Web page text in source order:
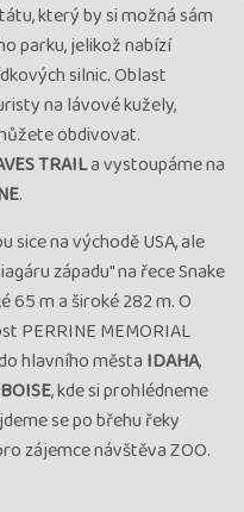
který by si možná sám
parku, jelikož nabízí
silnic. Oblast
na lávové kužely,
obdivovat.
TRAILa vystoupáme na
.
sice na východě USA, ale
západu" na řece Snake
65 m a široké 282 m. O
PERRINE MEMORIAL
hlavního města IDAHA,
BOISE, kde si prohlédneme
se po břehu řeky
zájemce návštěva ZOO.